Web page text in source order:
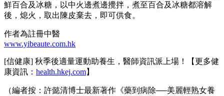
鮮百合及冰糖，以中火邊煮邊攪拌，煮至百合及冰糖都溶解
後，熄火，取出陳皮棄去，即可供食。
作者為註冊中醫
www.yibeaute.com.hk
[信健康] 秋季後適量運動助養生，醫師資訊派上場！【更多健
康資訊： health.hkej.com】
（編者按：許懿清博士最新著作《藥到病除──美麗輕熟女養